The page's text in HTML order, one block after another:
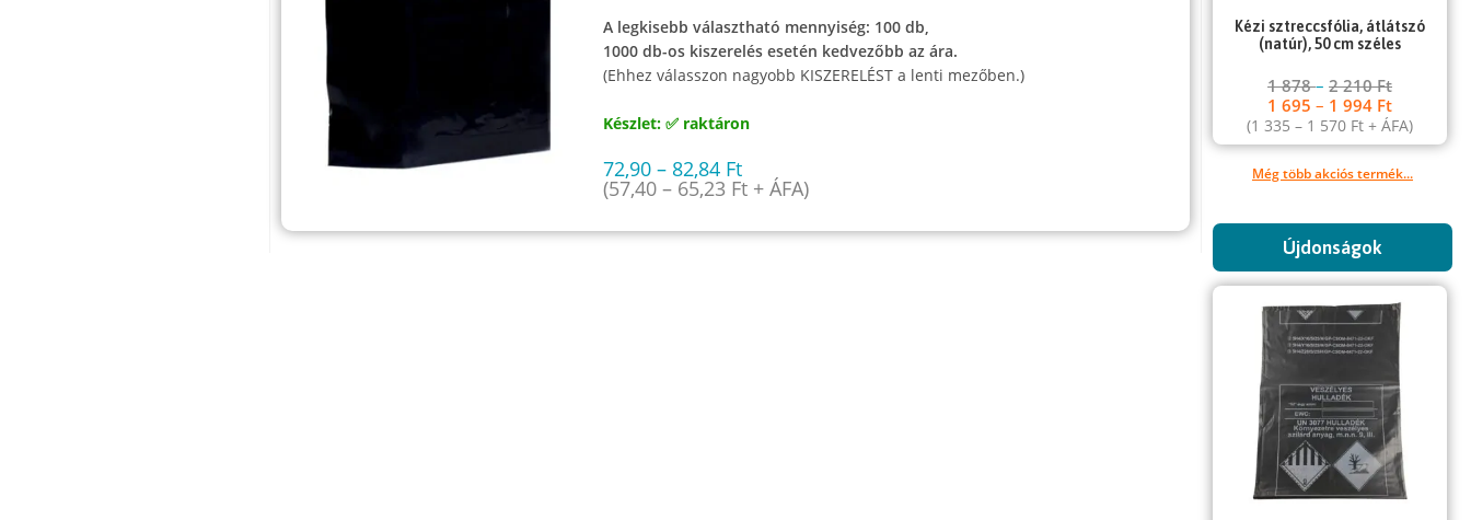
A legkisebb választható mennyiség: 100 db,
1000 db-os kiszerelés esetén kedvezőbb az ára.
(Ehhez válasszon nagyobb KISZERELÉST a lenti mezőben.)
Készlet: ✅ raktáron
72,90– 82,84 Ft
(57,40– 65,23 Ft + ÁFA)
Kézi sztreccsfólia, átlátszó
(natúr), 50 cm széles
1 878–2 210Ft
1 695– 1 994 Ft
(1 335– 1 570 Ft + ÁFA)
Még több akciós termék...
Újdonságok